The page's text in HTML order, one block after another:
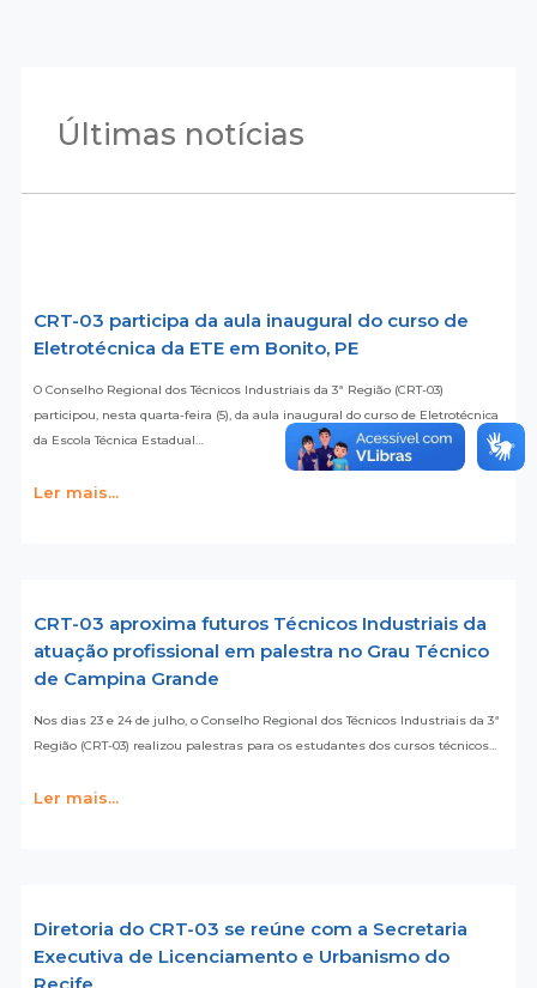
Últimas notícias
CRT-03 participa da aula inaugural do curso de
Eletrotécnica da ETE em Bonito, PE
O Conselho Regional dos Técnicos Industriais da 3ª Região (CRT-03)
participou, nesta quarta-feira (5), da aula inaugural do curso de Eletrotécnica
da Escola Técnica Estadual…
Ler mais...
CRT-03 aproxima futuros Técnicos Industriais da
atuação profissional em palestra no Grau Técnico
de Campina Grande
Nos dias 23 e 24 de julho, o Conselho Regional dos Técnicos Industriais da 3ª
Região (CRT-03) realizou palestras para os estudantes dos cursos técnicos…
Ler mais...
Diretoria do CRT-03 se reúne com a Secretaria
Executiva de Licenciamento e Urbanismo do